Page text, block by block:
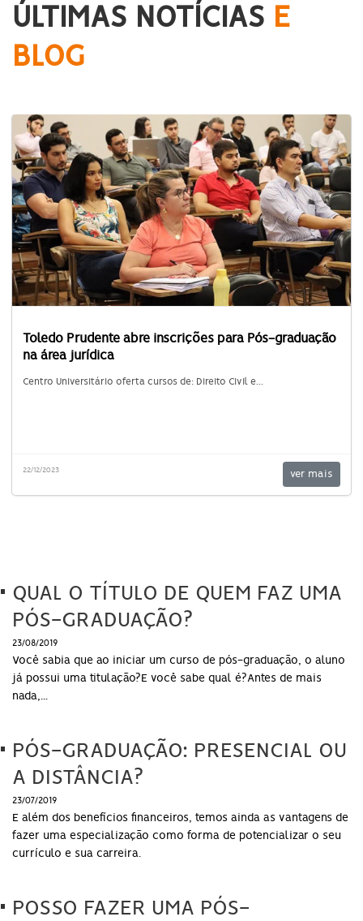
ÚLTIMAS NOTÍCIAS E
BLOG
Toledo Prudente abre inscrições para Pós-graduação
na área jurídica
Centro Universitário oferta cursos de: Direito Civil e...
22/12/2023 ver mais
QUAL O TÍTULO DE QUEM FAZ UMA
PÓS-GRADUAÇÃO?
23/08/2019
Você sabia que ao iniciar um curso de pós-graduação, o aluno
já possui uma titulação?E você sabe qual é?Antes de mais
nada,...
PÓS-GRADUAÇÃO: PRESENCIAL OU
A DISTÂNCIA?
23/07/2019
E além dos benefícios financeiros, temos ainda as vantagens de
fazer uma especialização como forma de potencializar o seu
currículo e sua carreira.
POSSO FAZER UMA PÓS-